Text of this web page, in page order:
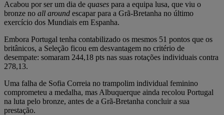
Acabou por ser um dia de quases para a equipa lusa, que viu o
bronze no all around escapar para a Grã-Bretanha no último
exercício dos Mundiais em Espanha.
Embora Portugal tenha contabilizado os mesmos 51 pontos que os
britânicos, a Seleção ficou em desvantagem no critério de
desempate: somaram 244,18 pts nas suas rotações individuais contra
278,13.
Uma falha de Sofia Correia no trampolim individual feminino
comprometeu a medalha, mas Albuquerque ainda recolou Portugal
na luta pelo bronze, antes de a Grã-Bretanha concluir a sua
prestação.